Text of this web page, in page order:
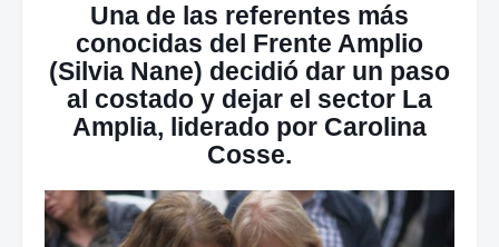
Una de las referentes más
conocidas del Frente Amplio
(Silvia Nane) decidió dar un paso
al costado y dejar el sector La
Amplia, liderado por Carolina
Cosse.